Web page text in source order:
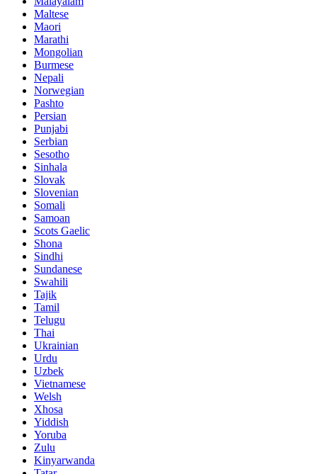
Maltese
Maori
Marathi
Mongolian
Burmese
Nepali
Norwegian
Pashto
Persian
Punjabi
Serbian
Sesotho
Sinhala
Slovak
Slovenian
Somali
Samoan
Scots Gaelic
Shona
Sindhi
Sundanese
Swahili
Tajik
Tamil
Telugu
Thai
Ukrainian
Urdu
Uzbek
Vietnamese
Welsh
Xhosa
Yiddish
Yoruba
Zulu
Kinyarwanda